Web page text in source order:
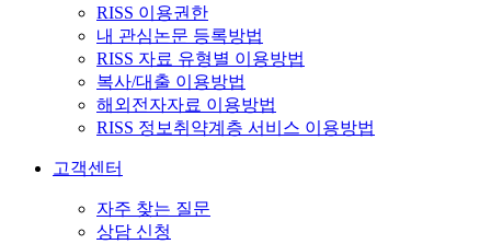
RISS 이용권한
내 관심논문 등록방법
RISS 자료 유형별 이용방법
복사/대출 이용방법
해외전자자료 이용방법
RISS 정보취약계층 서비스 이용방법
고객센터
자주 찾는 질문
상담 신청